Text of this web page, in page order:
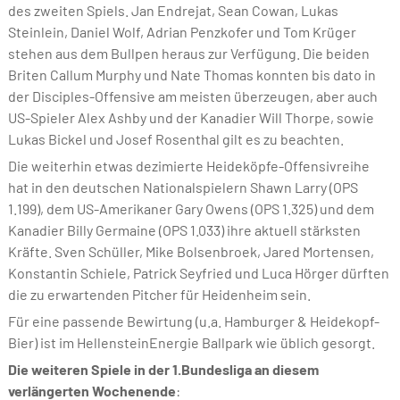
des zweiten Spiels. Jan Endrejat, Sean Cowan, Lukas
Steinlein, Daniel Wolf, Adrian Penzkofer und Tom Krüger
stehen aus dem Bullpen heraus zur Verfügung. Die beiden
Briten Callum Murphy und Nate Thomas konnten bis dato in
der Disciples-Offensive am meisten überzeugen, aber auch
US-Spieler Alex Ashby und der Kanadier Will Thorpe, sowie
Lukas Bickel und Josef Rosenthal gilt es zu beachten.
Die weiterhin etwas dezimierte Heideköpfe-Offensivreihe
hat in den deutschen Nationalspielern Shawn Larry (OPS
1.199), dem US-Amerikaner Gary Owens (OPS 1.325) und dem
Kanadier Billy Germaine (OPS 1.033) ihre aktuell stärksten
Kräfte. Sven Schüller, Mike Bolsenbroek, Jared Mortensen,
Konstantin Schiele, Patrick Seyfried und Luca Hörger dürften
die zu erwartenden Pitcher für Heidenheim sein.
Für eine passende Bewirtung (u.a. Hamburger & Heidekopf-
Bier) ist im HellensteinEnergie Ballpark wie üblich gesorgt.
Die weiteren Spiele in der 1.Bundesliga an diesem
verlängerten Wochenende: